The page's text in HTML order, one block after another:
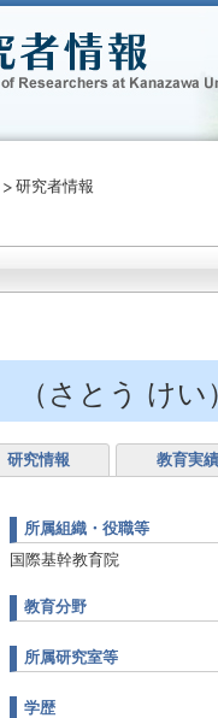
研究者情報
（さとう けい
研究情報 教育実績
所属組織・役職等
国際基幹教育院
教育分野
所属研究室等
学歴